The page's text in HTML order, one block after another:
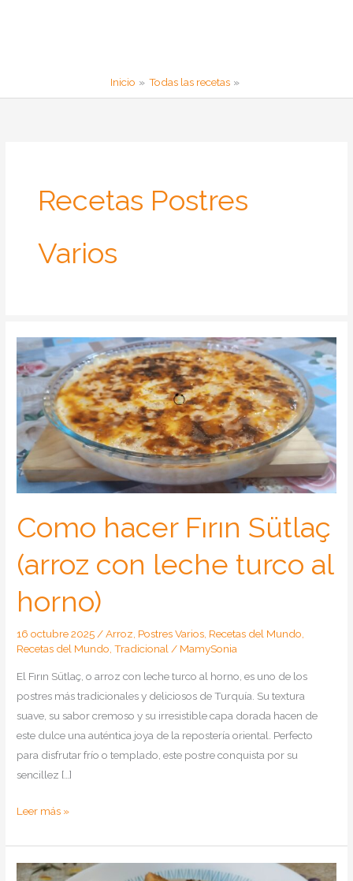
Inicio Todas las recetas
Recetas Postres
Varios
Como hacer Fırın Sütlaç
(arroz con leche turco al
horno)
16 octubre 2025 /Arroz Postres Varios Recetas del Mundo
Recetas del Mundo ,Tradicional / MamySonia
El Fırın Sütlaç, o arroz con leche turco al horno, es uno de los
postres más tradicionales y deliciosos de Turquía. Su textura
suave, su sabor cremoso y su irresistible capa dorada hacen de
este dulce una auténtica joya de la repostería oriental. Perfecto
para disfrutar frío o templado, este postre conquista por su
sencillez […]
Como
Fırın
Sütlaç
Leer más »